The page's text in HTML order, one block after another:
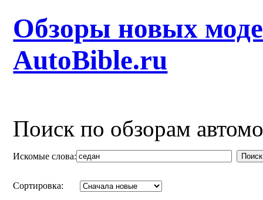
Обзоры новых
AutoBible.ru
Поиск по обзорам
Искомые слова:
Сортировка: